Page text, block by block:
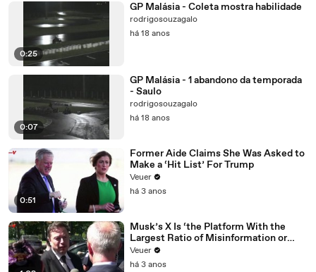
0:25
GP Malásia - Coleta mostra habilidade
rodrigosouzagalo
há 18 anos
0:07
GP Malásia - 1 abandono da temporada
- Saulo
rodrigosouzagalo
há 18 anos
0:51
Former Aide Claims She Was Asked to
Make a ‘Hit List’ For Trump
Veuer
há 3 anos
Musk’s X Is ‘the Platform With the
Largest Ratio of Misinformation or
Disinformation’ Amongst All Social
Media Platforms
Veuer
há 3 anos